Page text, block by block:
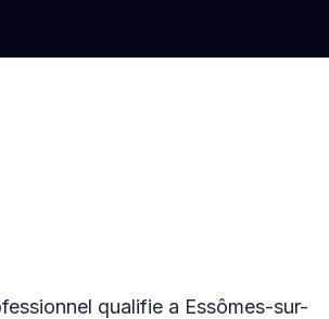
qualifie a Essômes-sur-